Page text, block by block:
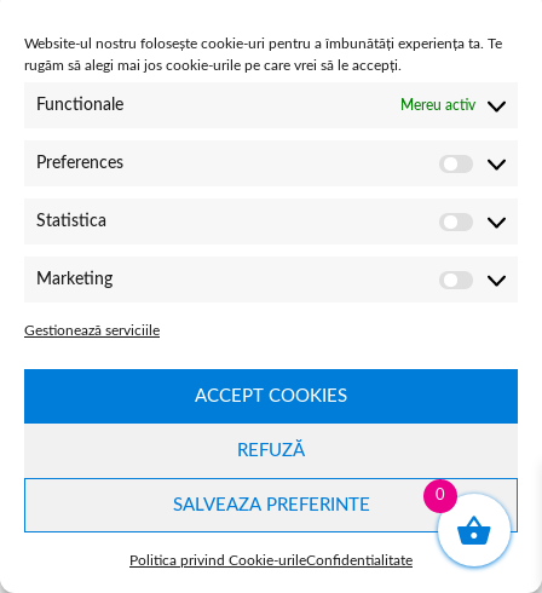
Website-ul nostru folosește cookie-uri pentru a îmbunătăți experiența ta. Te
rugăm să alegi mai jos cookie-urile pe care vrei să le accepți.
Functionale Mereu activ
Preferences
Statistica
Marketing
Gestionează serviciile
ACCEPT COOKIES
REFUZĂ
SALVEAZA PREFERINTE
Politica privind Cookie-urileConfidentialitate
Zinc
Primavara
Nutrienti esentiali pentru metabolism
Magneziu
Electroliți
Suplimentarea trebuie personalizata, nu aplicata
0